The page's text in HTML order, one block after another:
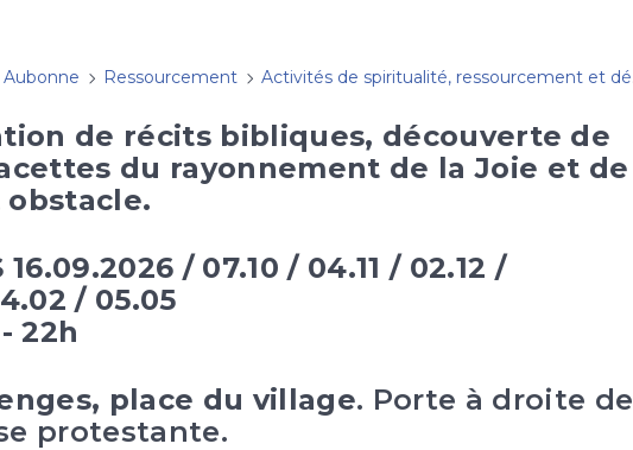
Aubonne Ressourcement Activités de spiritualité, ressourcement et développement personnel
de récits bibliques, découverte de
du rayonnement de la Joie et de
16.09.2026 / 07.10 / 04.11 / 02.12 /
/ 05.05
22h
place du village. Porte à droite de
protestante.